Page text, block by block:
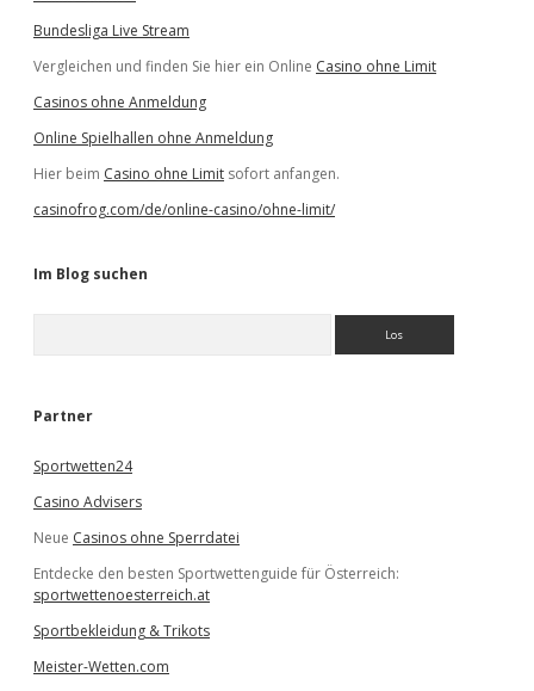
Bundesliga Live Stream
Vergleichen und finden Sie hier ein Online Casino ohne Limit
Casinos ohne Anmeldung
Online Spielhallen ohne Anmeldung
Hier beim Casino ohne Limit sofort anfangen.
casinofrog.com/de/online-casino/ohne-limit/
Im Blog suchen
e
Partner
Sportwetten24
Casino Advisers
Neue Casinos ohne Sperrdatei
Entdecke den besten Sportwettenguide für Österreich:
sportwettenoesterreich.at
Sportbekleidung & Trikots
Meister-Wetten.com